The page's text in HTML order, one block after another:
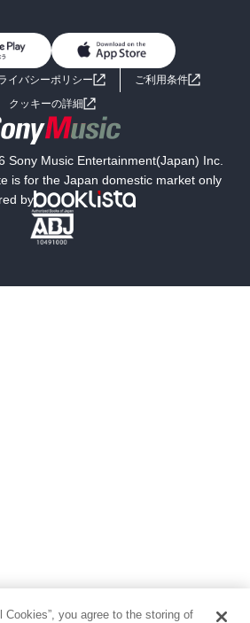
男子向けラノベ
小説
海外小説
SF
文学
映画・音楽・演劇
お問い合わせ
イバシーポリシー
ご利用条件
クッキーの詳細
Sony Music Entertainment(Japan) Inc.
is for the Japan domestic market only
by
Cookies”, you agree to the storing of